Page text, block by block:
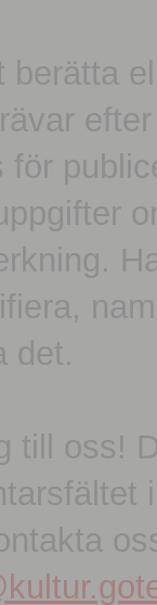
berätta
för
det.
till oss!